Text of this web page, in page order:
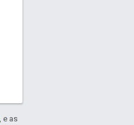
, e as